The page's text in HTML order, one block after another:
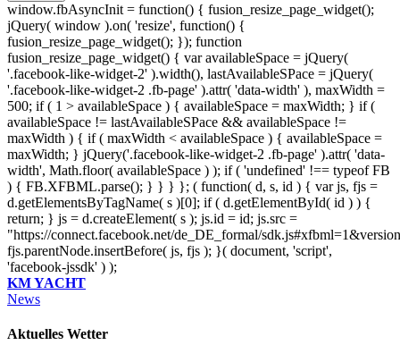
window.fbAsyncInit = function() { fusion_resize_page_widget();
jQuery( window ).on( 'resize', function() {
fusion_resize_page_widget(); }); function
fusion_resize_page_widget() { var availableSpace = jQuery(
'.facebook-like-widget-2' ).width(), lastAvailableSPace = jQuery(
'.facebook-like-widget-2 .fb-page' ).attr( 'data-width' ), maxWidth =
500; if ( 1 > availableSpace ) { availableSpace = maxWidth; } if (
availableSpace != lastAvailableSPace && availableSpace !=
maxWidth ) { if ( maxWidth < availableSpace ) { availableSpace =
maxWidth; } jQuery('.facebook-like-widget-2 .fb-page' ).attr( 'data-
width', Math.floor( availableSpace ) ); if ( 'undefined' !== typeof FB
) { FB.XFBML.parse(); } } } }; ( function( d, s, id ) { var js, fjs =
d.getElementsByTagName( s )[0]; if ( d.getElementById( id ) ) {
return; } js = d.createElement( s ); js.id = id; js.src =
"https://connect.facebook.net/de_DE_formal/
fjs.parentNode.insertBefore( js, fjs ); }( document, 'script',
'facebook-jssdk' ) );
KM YACHT
News
Aktuelles Wetter